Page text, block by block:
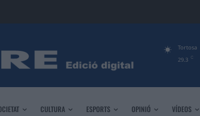
29.3 C
Tortosa
CULTURA ESPORTS OPINIÓ VÍDEOS